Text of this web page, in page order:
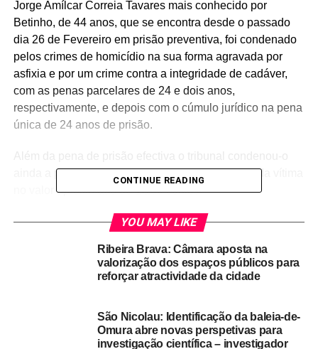
Jorge Amílcar Correia Tavares mais conhecido por
Betinho, de 44 anos, que se encontra desde o passado
dia 26 de Fevereiro em prisão preventiva, foi condenado
pelos crimes de homicídio na sua forma agravada por
asfixia e por um crime contra a integridade de cadáver,
com as penas parcelares de 24 e dois anos,
respectivamente, e depois com o cúmulo jurídico na pena
única de 24 anos de prisão.
ainda a pagar uma indemnização aos familiares da vítima
no valor aproximado de 1.100 contos.
Durante a leitura da sentença, que demorou uma hora, a
julgamento o suposto homicida permaneceu em silêncio,
mas enumerou as várias situações que ficaram provadas
Antes de tirar a vida à vítima, Betinho apoderou-se da
palavra-passe do telemóvel da vítima, acedendo assim a
CONTINUE READING
YOU MAY LIKE
Ribeira Brava: Câmara aposta na
valorização dos espaços públicos para
reforçar atractividade da cidade
São Nicolau: Identificação da baleia-de-
Omura abre novas perspetivas para
investigação científica – investigador